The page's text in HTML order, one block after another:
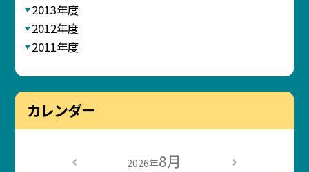
2013年度
2012年度
2011年度
カレンダー
2026年8月